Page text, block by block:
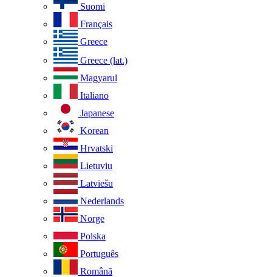
Suomi
Français
Greece
Greece (lat.)
Magyarul
Italiano
Japanese
Korean
Hrvatski
Lietuviu
Latviešu
Nederlands
Norge
Polska
Português
Românã